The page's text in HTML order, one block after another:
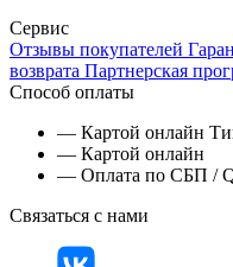
Сервис
Отзывы покупателей
возврата Партнерская
Способ оплаты
— Картой онлайн
— Картой онлайн
— Оплата по СБП /
Связаться с нами